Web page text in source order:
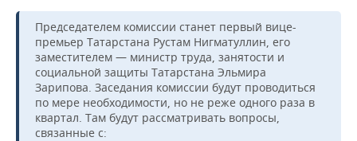
ВОДНЫЕ ВИДЫ СПОРТА
ХОККЕЙ С МЯЧОМ
ОБРАЗОВАНИЕ
ПРОИСШЕСТВИЯ
Председателем комиссии станет первый вице-
премьер Татарстана Рустам Нигматуллин, его
заместителем — министр труда, занятости и
социальной защиты Татарстана Эльмира
Зарипова. Заседания комиссии будут проводиться
по мере необходимости, но не реже одного раза в
квартал. Там будут рассматривать вопросы,
связанные с: